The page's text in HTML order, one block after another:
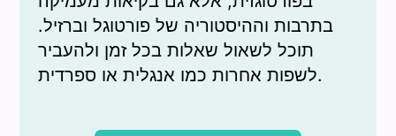
בתרבות וההיסטוריה של פורטוגל וברזיל.
תוכל לשאול שאלות בכל זמן ולהעביר
לשפות אחרות כמו אנגלית או ספרדית.